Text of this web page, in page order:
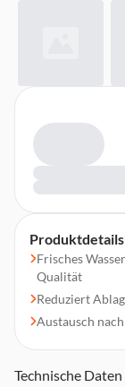
Produktdetails
Frisches
Qualität
Reduziert
Austausch
Technische Daten